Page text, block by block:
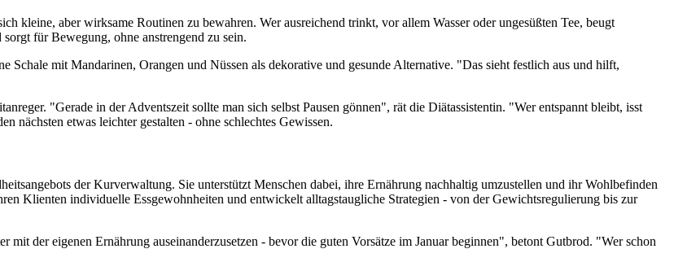
kleine, aber wirksame Routinen zu bewahren. Wer ausreichend trinkt, vor allem Wasser oder ungesüßten Tee, beugt
für Bewegung, ohne anstrengend zu sein.
Schale mit Mandarinen, Orangen und Nüssen als dekorative und gesunde Alternative. "Das sieht festlich aus und hilft,
"Gerade in der Adventszeit sollte man sich selbst Pausen gönnen", rät die Diätassistentin. "Wer entspannt bleibt, isst
nächsten etwas leichter gestalten - ohne schlechtes Gewissen.
der Kurverwaltung. Sie unterstützt Menschen dabei, ihre Ernährung nachhaltig umzustellen und ihr Wohlbefinden
Klienten individuelle Essgewohnheiten und entwickelt alltagstaugliche Strategien - von der Gewichtsregulierung bis zur
der eigenen Ernährung auseinanderzusetzen - bevor die guten Vorsätze im Januar beginnen", betont Gutbrod. "Wer schon